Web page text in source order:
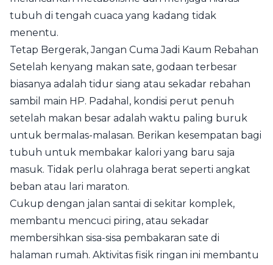
tubuh di tengah cuaca yang kadang tidak
menentu.
Tetap Bergerak, Jangan Cuma Jadi Kaum Rebahan
Setelah kenyang makan sate, godaan terbesar
biasanya adalah tidur siang atau sekadar rebahan
sambil main HP. Padahal, kondisi perut penuh
setelah makan besar adalah waktu paling buruk
untuk bermalas-malasan. Berikan kesempatan bagi
tubuh untuk membakar kalori yang baru saja
masuk. Tidak perlu olahraga berat seperti angkat
beban atau lari maraton.
Cukup dengan jalan santai di sekitar komplek,
membantu mencuci piring, atau sekadar
membersihkan sisa-sisa pembakaran sate di
halaman rumah. Aktivitas fisik ringan ini membantu